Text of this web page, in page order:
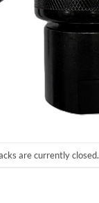
are currently closed.